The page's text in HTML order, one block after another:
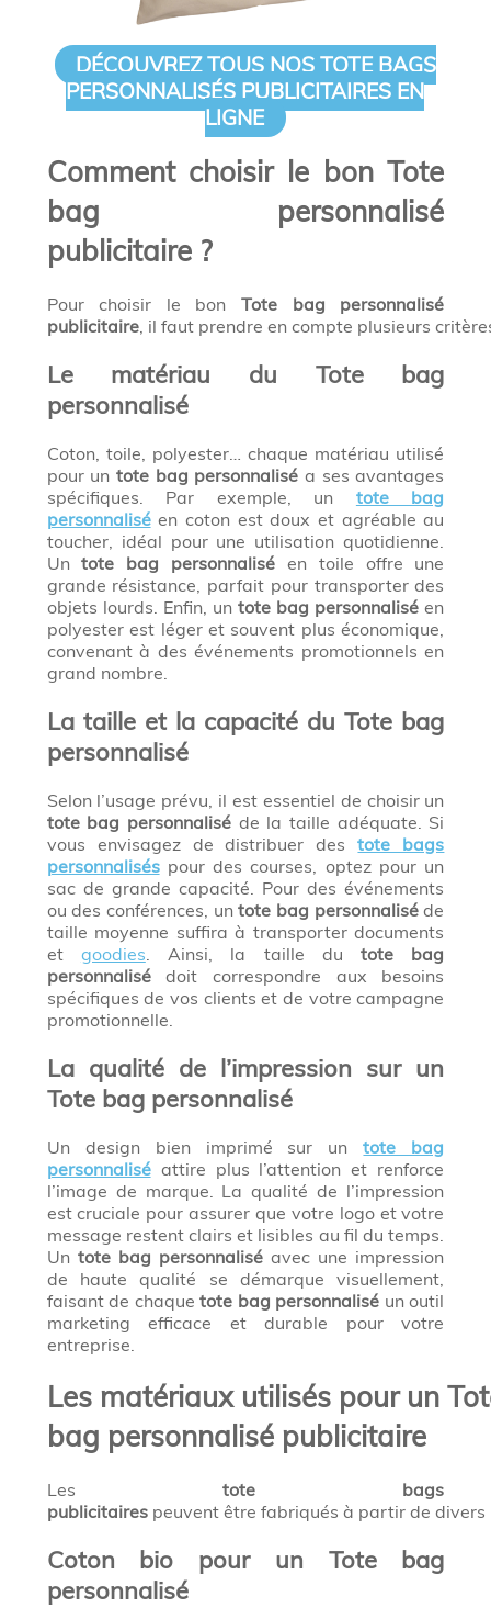
DÉCOUVREZ TOUS NOS TOTE BAGS
PERSONNALISÉS PUBLICITAIRES EN
LIGNE
Comment choisir le bon Tote
bag personnalisé
publicitaire ?
Pour choisir le bonTote bag personnalisé
publicitaire, il faut prendre en compte plusieurs
Le matériau du Tote bag
personnalisé
Coton, toile, polyester… chaque matériau utilisé
pour un tote bag personnalisé a ses avantages
spécifiques. Par exemple, un tote bag
personnaliséen coton est doux et agréable au
toucher, idéal pour une utilisation quotidienne.
Untote bag personnalisé en toile offre une
grande résistance, parfait pour transporter des
objets lourds. Enfin, untote bag personnalisé en
polyester est léger et souvent plus économique,
convenant à des événements promotionnels en
grand nombre.
La taille et la capacité du Tote bag
personnalisé
Selon l’usage prévu, il est essentiel de choisir un
tote bag personnaliséde la taille adéquate. Si
vous envisagez de distribuer destote bags
personnaliséspour des courses, optez pour un
sac de grande capacité. Pour des événements
ou des conférences, untote bag personnaliséde
taille moyenne suffira à transporter documents
et goodies. Ainsi, la taille dutote bag
personnalisédoit correspondre aux besoins
spécifiques de vos clients et de votre campagne
promotionnelle.
La qualité de l’impression sur un
Tote bag personnalisé
Un design bien imprimé sur untote bag
personnaliséattire plus l’attention et renforce
l’image de marque. La qualité de l’impression
est cruciale pour assurer que votre logo et votre
message restent clairs et lisibles au fil du temps.
Un tote bag personnalisé avec une impression
de haute qualité se démarque visuellement,
faisant de chaquetote bag personnalisé un outil
marketing efficace et durable pour votre
entreprise.
Les matériaux utilisés pour un
bag personnalisé publicitaire
Les tote bags
publicitairespeuvent être fabriqués à partir de divers
Coton bio pour un Tote bag
personnalisé